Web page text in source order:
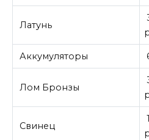
Латунь
Аккумуляторы
Лом Бронзы
Свинец